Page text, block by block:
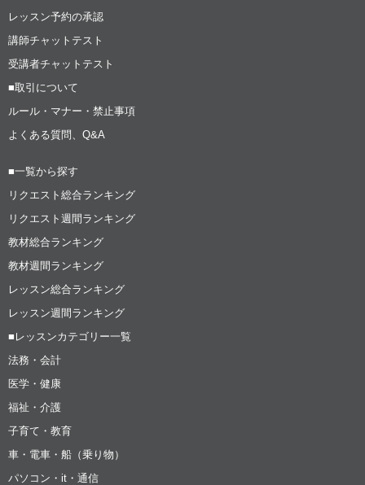
レッスン予約の承認
講師チャットテスト
受講者チャットテスト
■取引について
ルール・マナー・禁止事項
よくある質問、Q&A
■一覧から探す
リクエスト総合ランキング
リクエスト週間ランキング
教材総合ランキング
教材週間ランキング
レッスン総合ランキング
レッスン週間ランキング
■レッスンカテゴリー一覧
法務・会計
医学・健康
福祉・介護
子育て・教育
車・電車・船（乗り物）
パソコン・it・通信